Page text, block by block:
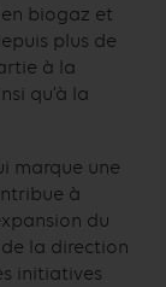
biogaz et
plus de
à la
qu’à la
marque une
à
du
de la direction
initiatives